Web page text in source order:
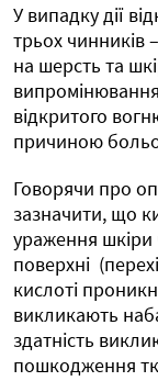
У випадку дії
трьох чинників
на шерсть та
відкритого
причиною
Говорячи про
зазначити, що
ураження шкіри
поверхні
кислоті
викликають
здатність
пошкодження